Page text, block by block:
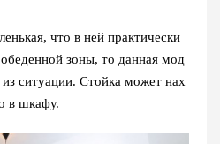
что в ней практически
зоны, то данная мод
ситуации. Стойка может нах
в шкафу.